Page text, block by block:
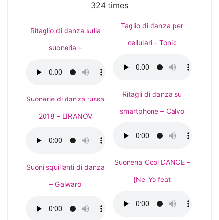
324 times
Ritaglio di danza sulla
suoneria –
Suonerie di danza russa
2018 – LIRANOV
Suoni squillanti di danza
– Galwaro
Taglio di danza per
cellulari – Tonic
Ritagli di danza su
smartphone – Calvo
Suoneria Cool DANCE –
[Ne-Yo feat